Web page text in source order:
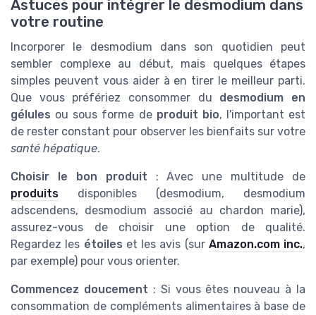
Astuces pour intégrer le desmodium dans
votre routine
Incorporer le desmodium dans son quotidien peut
sembler complexe au début, mais quelques étapes
simples peuvent vous aider à en tirer le meilleur parti.
Que vous préfériez consommer du desmodium en
gélules ou sous forme de produit bio, l'important est
de rester constant pour observer les bienfaits sur votre
santé hépatique.
Choisir le bon produit : Avec une multitude de
produits disponibles (desmodium, desmodium
adscendens, desmodium associé au chardon marie),
assurez-vous de choisir une option de qualité.
Regardez les étoiles et les avis (sur Amazon.com inc.,
par exemple) pour vous orienter.
Commencez doucement : Si vous êtes nouveau à la
consommation de compléments alimentaires à base de